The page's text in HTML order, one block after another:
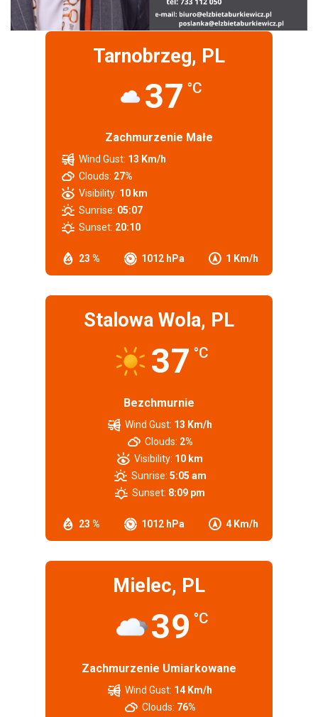
Tarnobrzeg, PL
37 °C
Zachmurzenie Małe
23 % 1012 hPa 1 Km/h
Wind Gust: 13 Km/h
Clouds: 27%
Visibility: 10 km
Sunrise: 05:07
Sunset: 20:10
Stalowa Wola, PL
37 °C
Bezchmurnie
23 % 1012 hPa 4 Km/h
Wind Gust: 13 Km/h
Clouds: 2%
Visibility: 10 km
Sunrise: 5:05 am
Sunset: 8:09 pm
Mielec, PL
39 °C
Zachmurzenie Umiarkowane
Wind Gust: 14 Km/h
Clouds: 76%